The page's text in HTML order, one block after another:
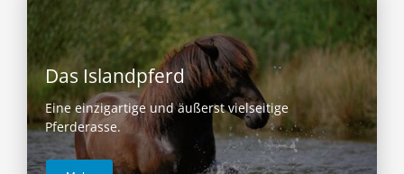
Das Islandpferd
Eine einzigartige und äußerst vielseitige
Pferderasse.